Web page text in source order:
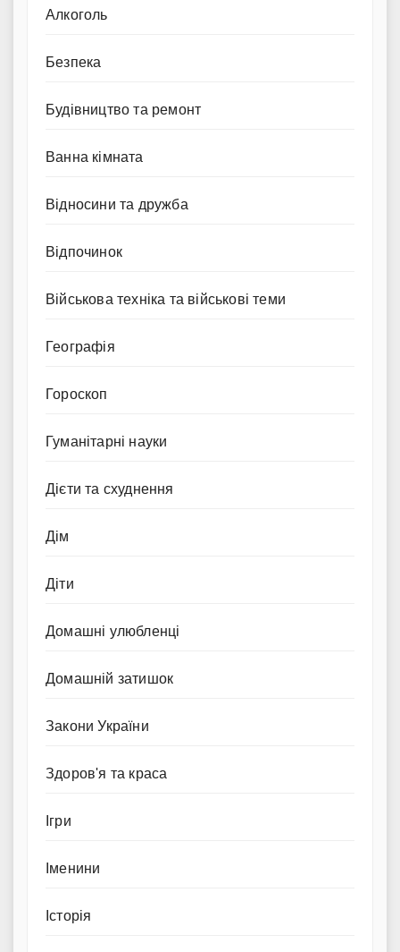
Алкоголь
Безпека
Будівництво та ремонт
Ванна кімната
Відносини та дружба
Відпочинок
Військова техніка та військові теми
Географія
Гороскоп
Гуманітарні науки
Дієти та схуднення
Дім
Діти
Домашні улюбленці
Домашній затишок
Закони України
Здоров'я та краса
Ігри
Іменини
Історія